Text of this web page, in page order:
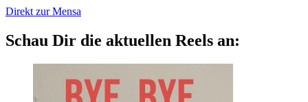
Direkt zur Mensa
Schau Dir die aktuellen Reels an: